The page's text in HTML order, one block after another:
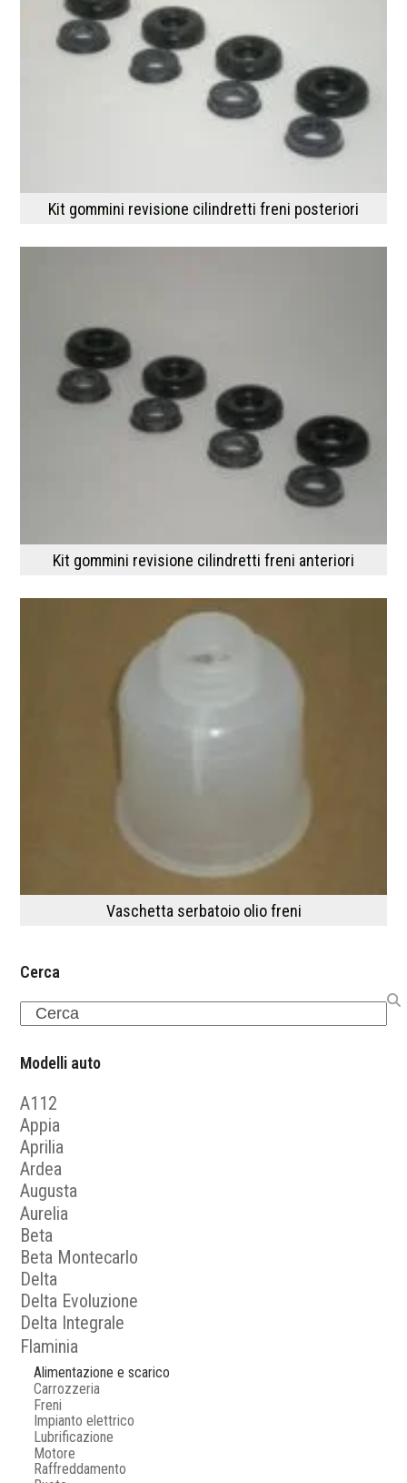
Kit gommini revisione cilindretti freni posteriori
Kit gommini revisione cilindretti freni anteriori
Vaschetta serbatoio olio freni
Cerca
Search
Modelli auto
A112
Appia
Aprilia
Ardea
Augusta
Aurelia
Beta
Beta Montecarlo
Delta
Delta Evoluzione
Delta Integrale
Flaminia
Alimentazione e scarico
Carrozzeria
Freni
Impianto elettrico
Lubrificazione
Motore
Raffreddamento